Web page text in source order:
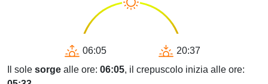
06:05
20:37
Il sole sorge alle ore: 06:05, il crepuscolo inizia alle ore: